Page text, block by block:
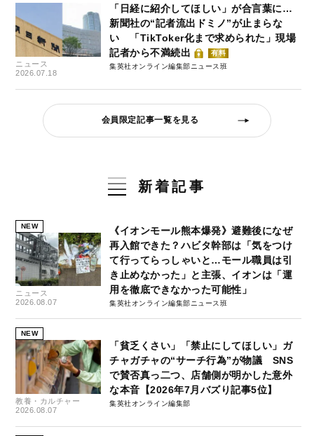
ニュース
2026.07.18
「日経に紹介してほしい」が合言葉に…
新聞社の“記者流出ドミノ”が止まらな
い 「TikToker化まで求められた」現場
記者から不満続出
有料
集英社オンライン編集部ニュース班
会員限定記事一覧を見る
新着記事
NEW
ニュース
2026.08.07
《イオンモール熊本爆発》避難後になぜ
再入館できた？ハビタ幹部は「気をつけ
て行ってらっしゃいと…モール職員は引
き止めなかった」と主張、イオンは「運
用を徹底できなかった可能性」
集英社オンライン編集部ニュース班
NEW
教養・カルチャー
2026.08.07
「貧乏くさい」「禁止にしてほしい」ガ
チャガチャの“サーチ行為”が物議 SNS
で賛否真っ二つ、店舗側が明かした意外
な本音【2026年7月バズり記事5位】
集英社オンライン編集部